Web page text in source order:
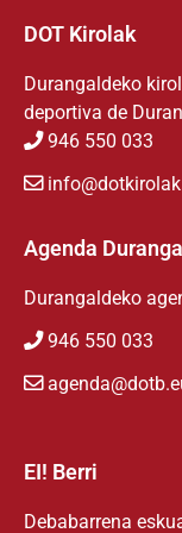
DOT Kirolak
Durangaldeko
deportiva de
946 550 033
Agenda
Durangaldeko
946 550 033
EI! Berri
Debabarrena